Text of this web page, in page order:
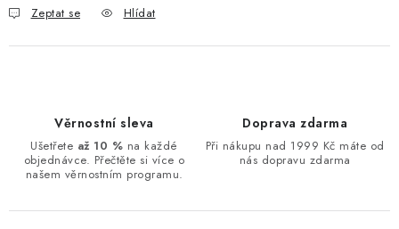
Zeptat se Hlídat
Věrnostní sleva
Ušetřete až 10 % na každé
objednávce. Přečtěte si více o
našem věrnostním programu.
Doprava zdarma
Při nákupu nad 1999 Kč máte od
nás dopravu zdarma